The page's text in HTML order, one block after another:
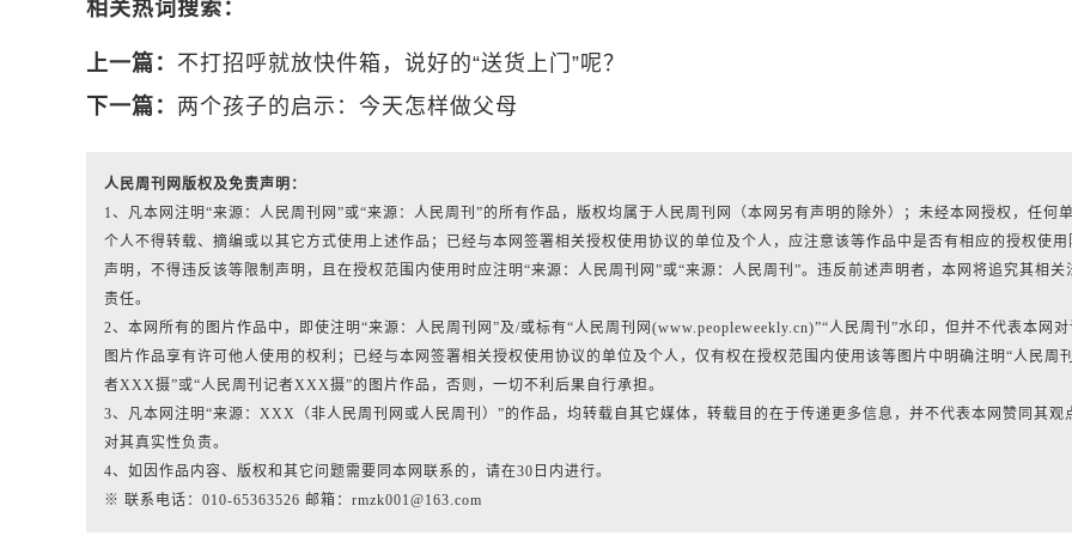
相关热词搜索：
上一篇： 不打招呼就放快件箱，说好的“送货上门”呢？
下一篇： 两个孩子的启示：今天怎样做父母
人民周刊网版权及免责声明：
1、凡本网注明“来源：人民周刊网”或“来源：人民周刊”的所有作品，版权均属于人民周刊网（本网另有声明的除外）；未经本网授权，任何
个人不得转载、摘编或以其它方式使用上述作品；已经与本网签署相关授权使用协议的单位及个人，应注意该等作品中是否有相应的授权使用
声明，不得违反该等限制声明，且在授权范围内使用时应注明“来源：人民周刊网”或“来源：人民周刊”。违反前述声明者，本网将追究其相关
责任。
2、本网所有的图片作品中，即使注明“来源：人民周刊网”及/或标有“人民周刊网(www.peopleweekly.cn)”“人民周刊”水印，但并不代表本网对
图片作品享有许可他人使用的权利；已经与本网签署相关授权使用协议的单位及个人，仅有权在授权范围内使用该等图片中明确注明“人民周
者XXX摄”或“人民周刊记者XXX摄”的图片作品，否则，一切不利后果自行承担。
3、凡本网注明“来源：XXX（非人民周刊网或人民周刊）”的作品，均转载自其它媒体，转载目的在于传递更多信息，并不代表本网赞同其观
对其真实性负责。
4、如因作品内容、版权和其它问题需要同本网联系的，请在30日内进行。
※ 联系电话：010-65363526 邮箱：rmzk001@163.com